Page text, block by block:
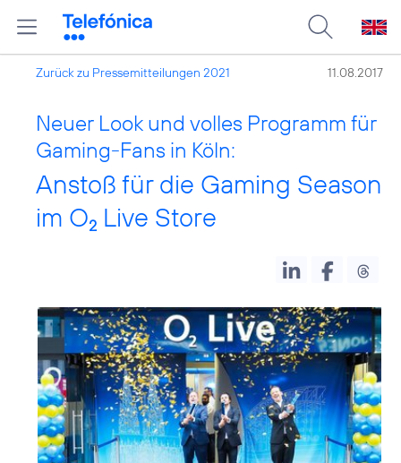
Zurück zu Pressemitteilungen 2021 11.08.2017
Neuer Look und volles Programm für
Gaming-Fans in Köln:
Anstoß für die Gaming Season
im O2 Live Store